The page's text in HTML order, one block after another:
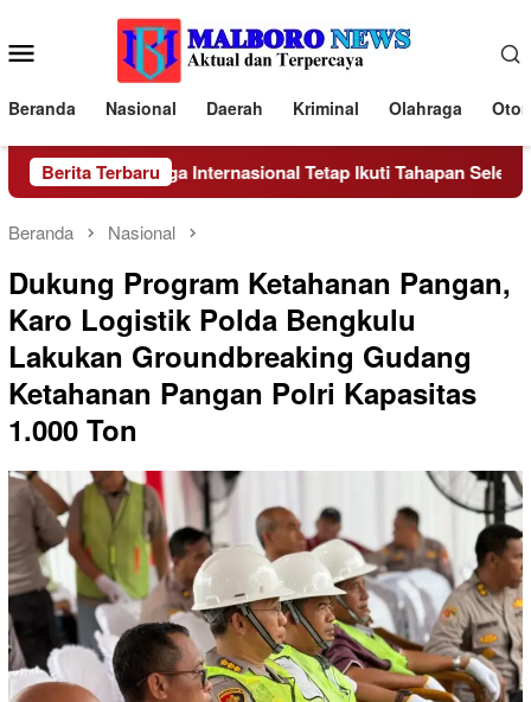
konten
Menu
Mobile
Beranda Nasional Daerah Kriminal Olahraga
Berita Terbaru
Hingga Internasional Tetap Ikuti Tahapan Seleksi
Beranda Nasional
Dukung Program Ketahanan Pangan,
Karo Logistik Polda Bengkulu
Lakukan Groundbreaking Gudang
Ketahanan Pangan Polri Kapasitas
1.000 Ton